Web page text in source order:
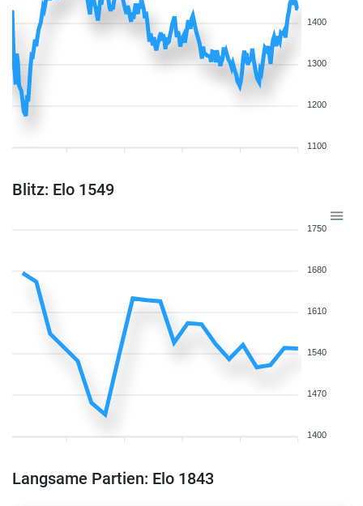
1400
1300
1200
1100
Blitz: Elo 1549
1750
1680
1610
1540
1470
1400
Langsame Partien: Elo 1843